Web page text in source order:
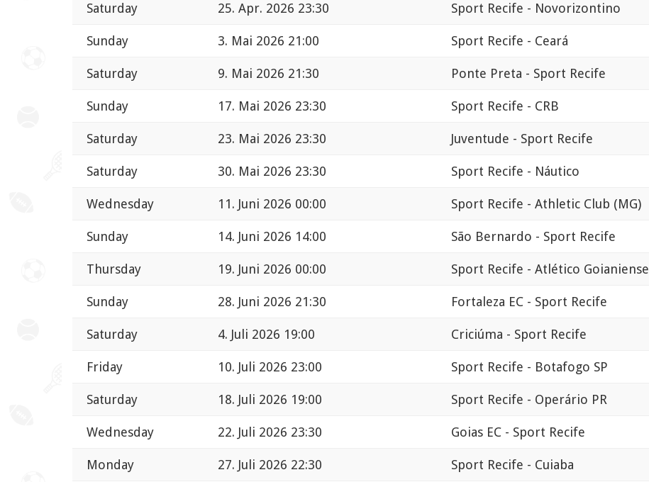
Saturday 25. Apr. 2026 23:30 Sport Recife - Novorizontino
Sunday 3. Mai 2026 21:00 Sport Recife - Ceará
Saturday 9. Mai 2026 21:30 Ponte Preta - Sport Recife
Sunday 17. Mai 2026 23:30 Sport Recife - CRB
Saturday 23. Mai 2026 23:30 Juventude - Sport Recife
Saturday 30. Mai 2026 23:30 Sport Recife - Náutico
Wednesday 11. Juni 2026 00:00 Sport Recife - Athletic Club (MG)
Sunday 14. Juni 2026 14:00 São Bernardo - Sport Recife
Thursday 19. Juni 2026 00:00 Sport Recife - Atlético Goianiense
Sunday 28. Juni 2026 21:30 Fortaleza EC - Sport Recife
Saturday 4. Juli 2026 19:00 Criciúma - Sport Recife
Friday 10. Juli 2026 23:00 Sport Recife - Botafogo SP
Saturday 18. Juli 2026 19:00 Sport Recife - Operário PR
Wednesday 22. Juli 2026 23:30 Goias EC - Sport Recife
Monday 27. Juli 2026 22:30 Sport Recife - Cuiaba